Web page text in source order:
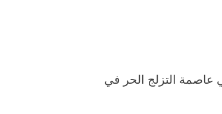
عاصمة التزلج الحر في